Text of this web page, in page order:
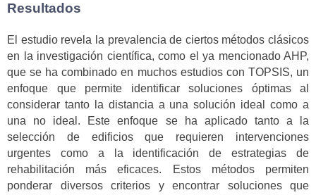
Resultados
El estudio revela la prevalencia de ciertos métodos clásicos
en la investigación científica, como el ya mencionado AHP,
que se ha combinado en muchos estudios con TOPSIS, un
enfoque que permite identificar soluciones óptimas al
considerar tanto la distancia a una solución ideal como a
una no ideal. Este enfoque se ha aplicado tanto a la
selección de edificios que requieren intervenciones
urgentes como a la identificación de estrategias de
rehabilitación más eficaces. Estos métodos permiten
ponderar diversos criterios y encontrar soluciones que